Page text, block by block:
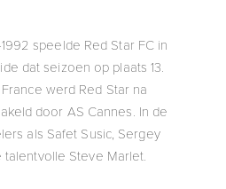
speelde Red Star FC in
dat seizoen op plaats 13.
werd Red Star na
door AS Cannes. In de
als Safet Susic, Sergey
Steve Marlet.